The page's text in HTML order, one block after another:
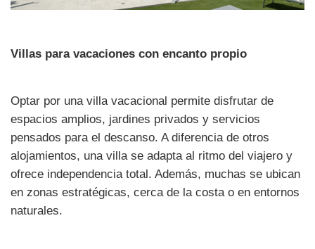
Villas para vacaciones con encanto propio
Optar por una villa vacacional permite disfrutar de
espacios amplios, jardines privados y servicios
pensados para el descanso. A diferencia de otros
alojamientos, una villa se adapta al ritmo del viajero y
ofrece independencia total. Además, muchas se ubican
en zonas estratégicas, cerca de la costa o en entornos
naturales.